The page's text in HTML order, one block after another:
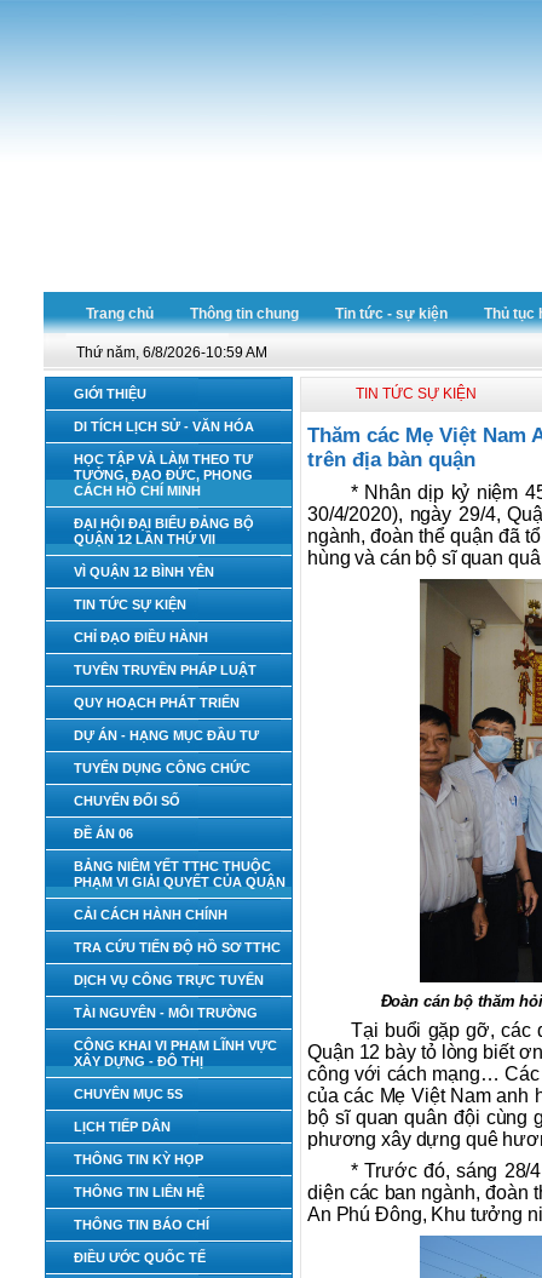
Trang chủ Thông tin chung Tin tức - sự kiện Thủ tục
Thứ năm, 6/8/2026-10:59 AM
GIỚI THIỆU
DI TÍCH LỊCH SỬ - VĂN HÓA
HỌC TẬP VÀ LÀM THEO TƯ
TƯỞNG, ĐẠO ĐỨC, PHONG
CÁCH HỒ CHÍ MINH
ĐẠI HỘI ĐẠI BIỂU ĐẢNG BỘ
QUẬN 12 LẦN THỨ VII
VÌ QUẬN 12 BÌNH YÊN
TIN TỨC SỰ KIỆN
CHỈ ĐẠO ĐIỀU HÀNH
TUYÊN TRUYỀN PHÁP LUẬT
QUY HOẠCH PHÁT TRIỂN
DỰ ÁN - HẠNG MỤC ĐẦU TƯ
TUYỂN DỤNG CÔNG CHỨC
CHUYỂN ĐỔI SỐ
ĐỀ ÁN 06
BẢNG NIÊM YẾT TTHC THUỘC
PHẠM VI GIẢI QUYẾT CỦA QUẬN
CẢI CÁCH HÀNH CHÍNH
TRA CỨU TIẾN ĐỘ HỒ SƠ TTHC
DỊCH VỤ CÔNG TRỰC TUYẾN
TÀI NGUYÊN - MÔI TRƯỜNG
CÔNG KHAI VI PHẠM LĨNH VỰC
XÂY DỰNG - ĐÔ THỊ
CHUYÊN MỤC 5S
LỊCH TIẾP DÂN
THÔNG TIN KỲ HỌP
THÔNG TIN LIÊN HỆ
THÔNG TIN BÁO CHÍ
ĐIỀU ƯỚC QUỐC TẾ
TIN TỨC SỰ KIỆN
Thăm các Mẹ Việt
trên địa bàn quận
* Nhân dịp kỷ niệm
30/4/2020), ngày 29/4,
ngành, đoàn thể quận đã
hùng và cán bộ sĩ quan
Đoàn cán bộ thăm
Tại buổi gặp gỡ, các
Quận 12 bày tỏ lòng biết
công với cách mạng… Các
của các Mẹ Việt Nam anh
bộ sĩ quan quân đội cùng
phương xây dựng quê
* Trước đó, sáng 28/
diện các ban ngành, đoàn
An Phú Đông, Khu tưởng